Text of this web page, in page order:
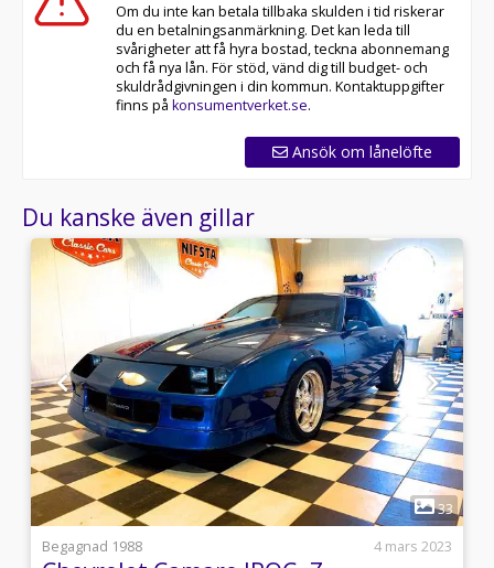
Om du inte kan betala tillbaka skulden i tid riskerar
du en betalningsanmärkning. Det kan leda till
svårigheter att få hyra bostad, teckna abonnemang
och få nya lån. För stöd, vänd dig till budget- och
skuldrådgivningen i din kommun. Kontaktuppgifter
finns på konsumentverket.se.
Ansök om lånelöfte
Du kanske även gillar
33
Begagnad 1988
4 mars 2023